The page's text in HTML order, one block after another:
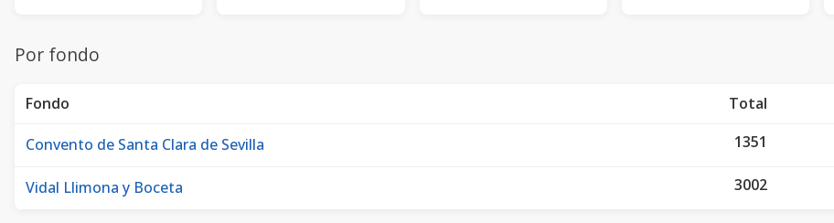
Por fondo
Fondo Total
Convento de Santa Clara de Sevilla 1351
Vidal Llimona y Boceta 3002